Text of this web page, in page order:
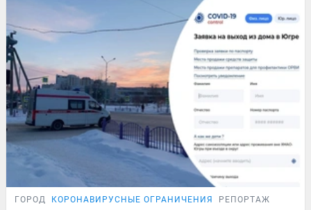
ГОРОД КОРОНАВИРУСНЫЕ ОГРАНИЧЕНИЯ РЕПОРТАЖ